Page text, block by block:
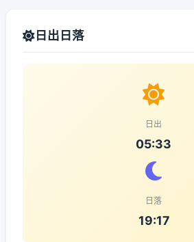
日出日落
日出
05:33
日落
19:17